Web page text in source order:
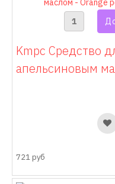
Kmpc Средство
апельсиновым
721 руб